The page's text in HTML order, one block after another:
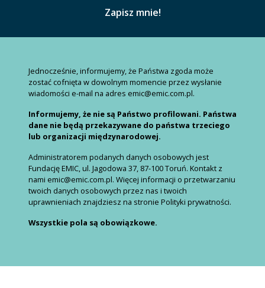
Jednocześnie, informujemy, że Państwa zgoda może
zostać cofnięta w dowolnym momencie przez wysłanie
wiadomości e-mail na adres emic@emic.com.pl.
Informujemy, że nie są Państwo profilowani. Państwa
dane nie będą przekazywane do państwa trzeciego
lub organizacji międzynarodowej.
Administratorem podanych danych osobowych jest
Fundację EMIC, ul. Jagodowa 37, 87-100 Toruń. Kontakt z
nami emic@emic.com.pl. Więcej informacji o przetwarzaniu
twoich danych osobowych przez nas i twoich
uprawnieniach znajdziesz na stronie Polityki prywatności.
Wszystkie pola są obowiązkowe.